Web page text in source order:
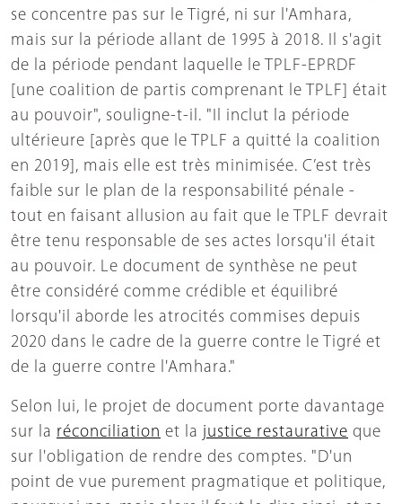
se concentre pas sur le Tigré, ni sur l'Amhara,
mais sur la période allant de 1995 à 2018. Il s'agit
de la période pendant laquelle le TPLF-EPRDF
[une coalition de partis comprenant le TPLF] était
au pouvoir", souligne-t-il. "Il inclut la période
ultérieure [après que le TPLF a quitté la coalition
en 2019], mais elle est très minimisée. C’est très
faible sur le plan de la responsabilité pénale -
tout en faisant allusion au fait que le TPLF devrait
être tenu responsable de ses actes lorsqu'il était
au pouvoir. Le document de synthèse ne peut
être considéré comme crédible et équilibré
lorsqu'il aborde les atrocités commises depuis
2020 dans le cadre de la guerre contre le Tigré et
de la guerre contre l'Amhara."
Selon lui, le projet de document porte davantage
sur la réconciliation et la justice restaurative que
sur l'obligation de rendre des comptes. "D'un
point de vue purement pragmatique et politique,